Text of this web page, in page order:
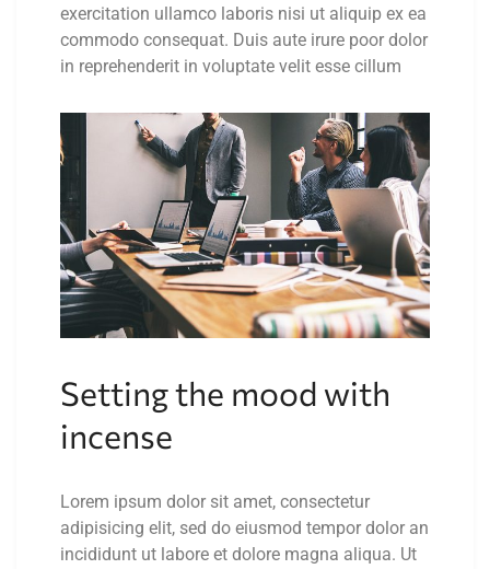
exercitation ullamco laboris nisi ut aliquip ex ea
commodo consequat. Duis aute irure poor dolor
in reprehenderit in voluptate velit esse cillum
Setting the mood with
incense
Lorem ipsum dolor sit amet, consectetur
adipisicing elit, sed do eiusmod tempor dolor an
incididunt ut labore et dolore magna aliqua. Ut